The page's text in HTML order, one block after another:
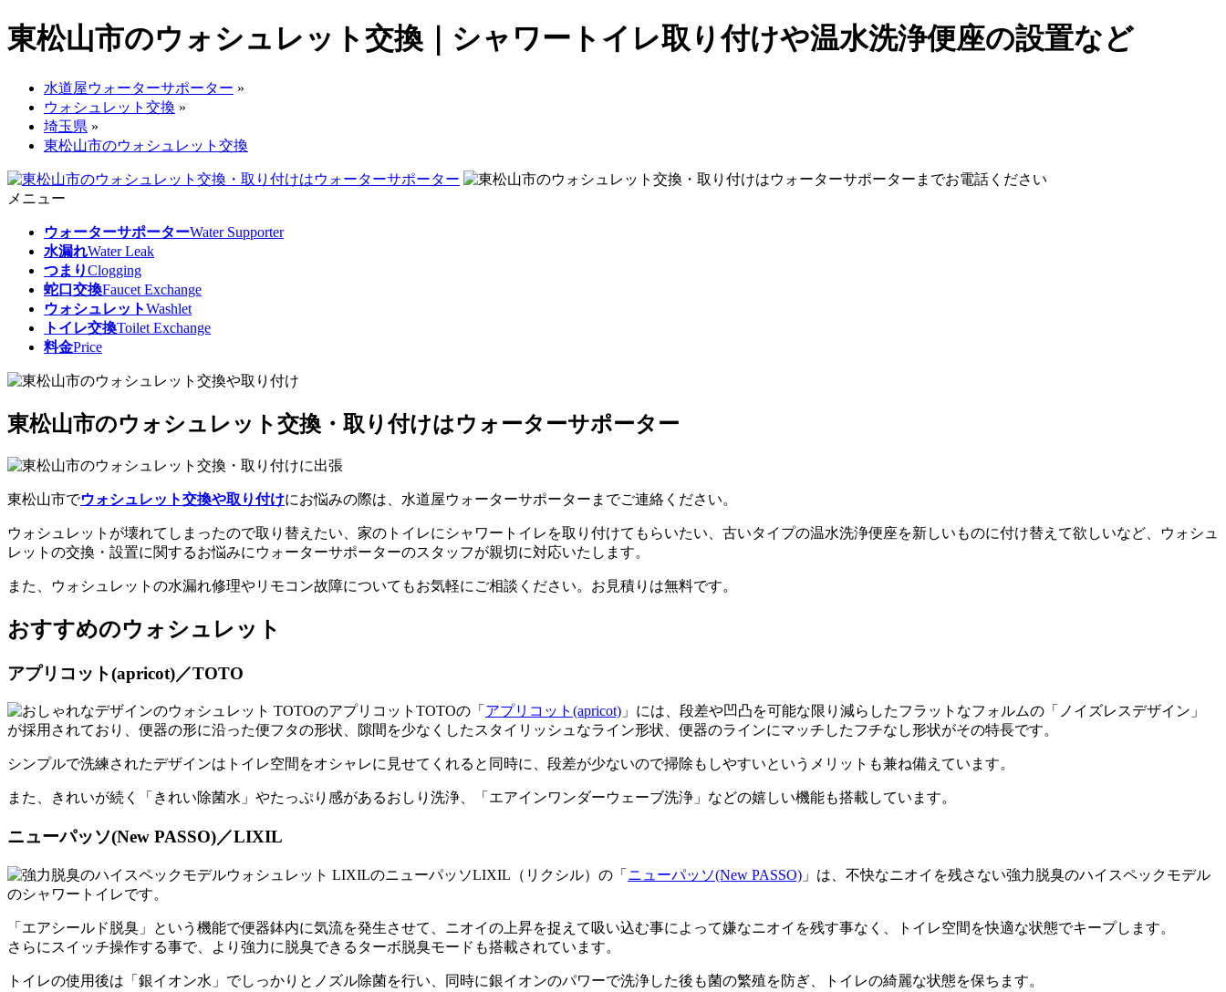
東松山市のウォシュレット交換｜シャワートイレ取り付けや温水洗浄便座の設置など
水道屋ウォーターサポーター »
ウォシュレット交換 »
埼玉県 »
東松山市のウォシュレット交換
メニュー
ウォーターサポーターWater Supporter
水漏れWater Leak
つまりClogging
蛇口交換Faucet Exchange
ウォシュレットWashlet
トイレ交換Toilet Exchange
料金Price
東松山市のウォシュレット交換・取り付けはウォーターサポーター
東松山市でウォシュレット交換や取り付けにお悩みの際は、水道屋ウォーターサポーターまでご連絡ください。
ウォシュレットが壊れてしまったので取り替えたい、家のトイレにシャワートイレを取り付けてもらいたい、古いタイプの温水洗浄便座を新しいものに付け替えて欲しいなど、ウォシュ
レットの交換・設置に関するお悩みにウォーターサポーターのスタッフが親切に対応いたします。
また、ウォシュレットの水漏れ修理やリモコン故障についてもお気軽にご相談ください。 お見積りは無料です。
おすすめのウォシュレット
アプリコット(apricot)／TOTO
TOTOの「 アプリコット(apricot) 」には、段差や凹凸を可能な限り減らしたフラットなフォルムの「ノイズレスデザイン」
が採用されており、便器の形に沿った便フタの形状、隙間を少なくしたスタイリッシュなライン形状、便器のラインにマッチしたフチなし形状がその特長です。
シンプルで洗練されたデザインはトイレ空間をオシャレに見せてくれると同時に、 段差が少ないので掃除もしやすいというメリットも兼ね備えています。
また、きれいが続く「きれい除菌水」やたっぷり感があるおしり洗浄、「エアインワンダーウェーブ洗浄」などの嬉しい機能も搭載しています。
ニューパッソ(New PASSO)／LIXIL
LIXIL（リクシル）の「 ニューパッソ(New PASSO) 」は、不快なニオイを残さない強力脱臭のハイスペックモデル
のシャワートイレです。
「 エアシールド脱臭 」という機能で便器鉢内に気流を発生させて、ニオイの上昇を捉えて吸い込む事によって嫌なニオイを残す事なく、トイレ空間を快適な状態でキープします。
さらにスイッチ操作する事で、より強力に脱臭できる ターボ脱臭モード も搭載されています。
トイレの使用後は「銀イオン水」でしっかりとノズル除菌を行い、同時に銀イオンのパワーで洗浄した後も菌の繁殖を防ぎ、トイレの綺麗な状態を保ちます。